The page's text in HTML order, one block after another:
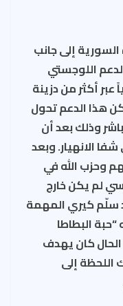
إلى جانب
اللوجستي
أكثر من دزينة
هذا الدعم تحول
مباشر وذلك بعد أن
الانهيار. وبعد
وحزب الله في
لم يكن خارج
سلّم كيري المهمة
البطاطا
كان يهدف
اللحظة إلى